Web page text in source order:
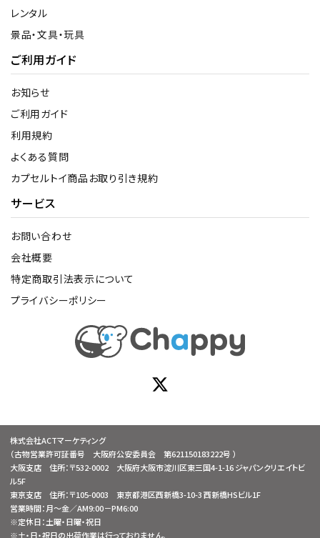
レンタル
景品・文具・玩具
ご利用ガイド
お知らせ
ご利用ガイド
利用規約
よくある質問
カプセルトイ商品お取り引き規約
サービス
お問い合わせ
会社概要
特定商取引法表示について
プライバシーポリシー
株式会社ACTマーケティング
（古物営業許可証番号 大阪府公安委員会 第621150183222号 ）
大阪支店 住所：〒532-0002 大阪府大阪市淀川区東三国4-1-16 ジャパンクリエイトビ
ル5F
東京支店 住所：〒105-0003 東京都港区西新橋3-10-3 西新橋HSビル1F
営業時間：月～金／AM9:00－PM6:00
※定休日：土曜・日曜・祝日
※土・日・祝日の出荷作業は行っておりません。